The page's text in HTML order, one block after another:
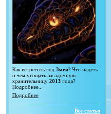
Как встретить год Змеи? Что надеть
и чем угощать загадочную
хранительницу 2013 года?
Подробнее...
Подробнее
Все статьи